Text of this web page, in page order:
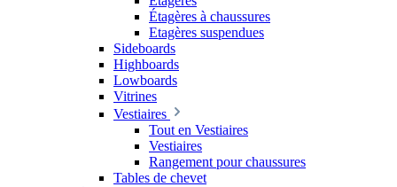
Étagères à chaussures
Etagères suspendues
Sideboards
Highboards
Lowboards
Vitrines
Vestiaires
Tout en Vestiaires
Vestiaires
Rangement pour chaussures
Tables de chevet